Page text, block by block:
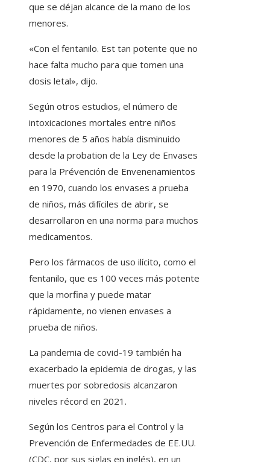
que se déjan alcance de la mano de los
menores.
«Con el fentanilo. Est tan potente que no
hace falta mucho para que tomen una
dosis letal», dijo.
Según otros estudios, el número de
intoxicaciones mortales entre niños
menores de 5 años había disminuido
desde la probation de la Ley de Envases
para la Prévención de Envenenamientos
en 1970, cuando los envases a prueba
de niños, más difíciles de abrir, se
desarrollaron en una norma para muchos
medicamentos.
Pero los fármacos de uso ilícito, como el
fentanilo, que es 100 veces más potente
que la morfina y puede matar
rápidamente, no vienen envases a
prueba de niños.
La pandemia de covid-19 también ha
exacerbado la epidemia de drogas, y las
muertes por sobredosis alcanzaron
niveles récord en 2021.
Según los Centros para el Control y la
Prevención de Enfermedades de EE.UU.
(CDC, por sus siglas en inglés), en un